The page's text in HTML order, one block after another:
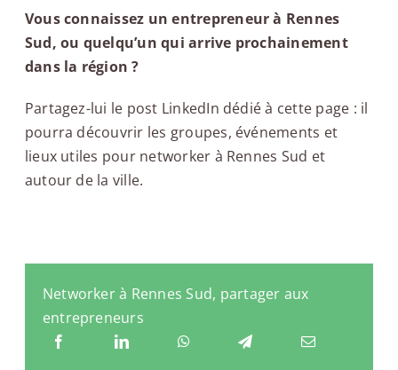
Vous connaissez un entrepreneur à Rennes
Sud, ou quelqu’un qui arrive prochainement
dans la région ?
Partagez-lui le post LinkedIn dédié à cette page : il
pourra découvrir les groupes, événements et
lieux utiles pour networker à Rennes Sud et
autour de la ville.
Networker à Rennes Sud, partager aux
entrepreneurs